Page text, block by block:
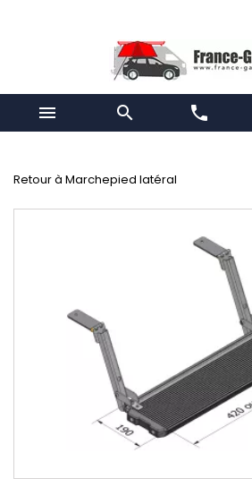
  phone
Retour à Marchepied latéral